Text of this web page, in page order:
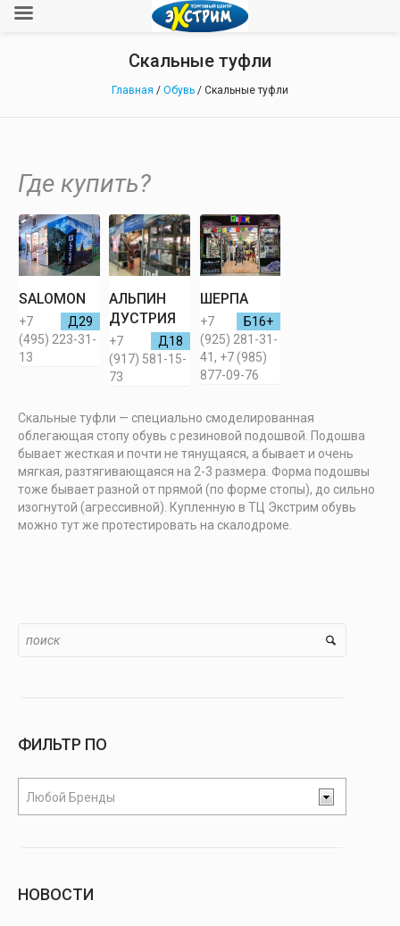
Скальные туфли
Главная / Обувь / Скальные туфли
Где купить?
SALOMON
Д29
+7
(495) 223-31-
13
АЛЬПИН
ДУСТРИЯ
Д18
+7
(917) 581-15-
73
ШЕРПА
Б16+
+7
(925) 281-31-
41, +7 (985)
877-09-76
Скальные туфли — специально смоделированная
облегающая стопу обувь с резиновой подошвой. Подошва
бывает жесткая и почти не тянущаяся, а бывает и очень
мягкая, разтягивающаяся на 2-3 размера. Форма подошвы
тоже бывает разной от прямой (по форме стопы), до сильно
изогнутой (агрессивной). Купленную в ТЦ Экстрим обувь
можно тут же протестировать на скалодроме.
ФИЛЬТР ПО
Любой Бренды
НОВОСТИ